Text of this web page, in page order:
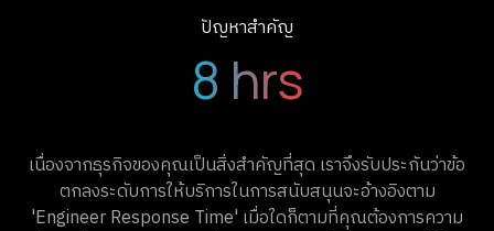
ปัญหาสำคัญ
8 hrs
เนื่องจากธุรกิจของคุณเป็นสิ่งสำคัญที่สุด เราจึงรับประกันว่าข้อ
ตกลงระดับการให้บริการในการสนับสนุนจะอ้างอิงตาม
'Engineer Response Time' เมื่อใดก็ตามที่คุณต้องการความ